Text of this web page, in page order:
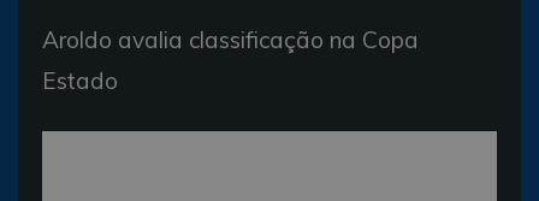
Aroldo avalia classificação na Copa
Estado